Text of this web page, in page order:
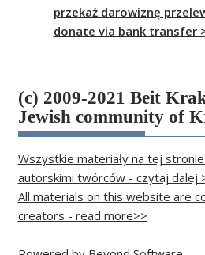
przekaż darowiznę
donate via bank transfer
(c) 2009-2021 Beit
Jewish community of
Wszystkie materiały na tej
autorskimi twórców - czytaj dalej
All materials on this website are
creators - read more>>